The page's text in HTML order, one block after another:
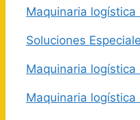
Maquinaria logística
Soluciones
Maquinaria logística
Maquinaria logística